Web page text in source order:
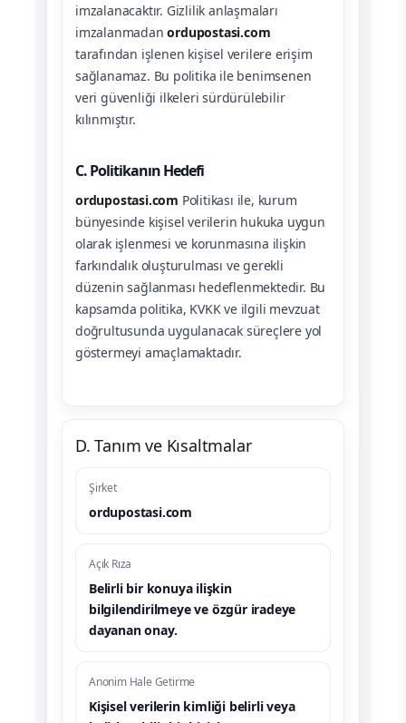
imzalanacaktır. Gizlilik anlaşmaları
imzalanmadanordupostasi.com
tarafından işlenen kişisel verilere erişim
sağlanamaz. Bu politika ile benimsenen
veri güvenliği ilkeleri sürdürülebilir
kılınmıştır.
C. Politikanın Hedefi
ordupostasi.com Politikası ile, kurum
bünyesinde kişisel verilerin hukuka uygun
olarak işlenmesi ve korunmasına ilişkin
farkındalık oluşturulması ve gerekli
düzenin sağlanması hedeflenmektedir. Bu
kapsamda politika, KVKK ve ilgili mevzuat
doğrultusunda uygulanacak süreçlere yol
göstermeyi amaçlamaktadır.
D. Tanım ve Kısaltmalar
Şirket
ordupostasi.com
Açık Rıza
Belirli bir konuya ilişkin
bilgilendirilmeye ve özgür iradeye
dayanan onay.
Anonim Hale Getirme
Kişisel verilerin kimliği belirli veya